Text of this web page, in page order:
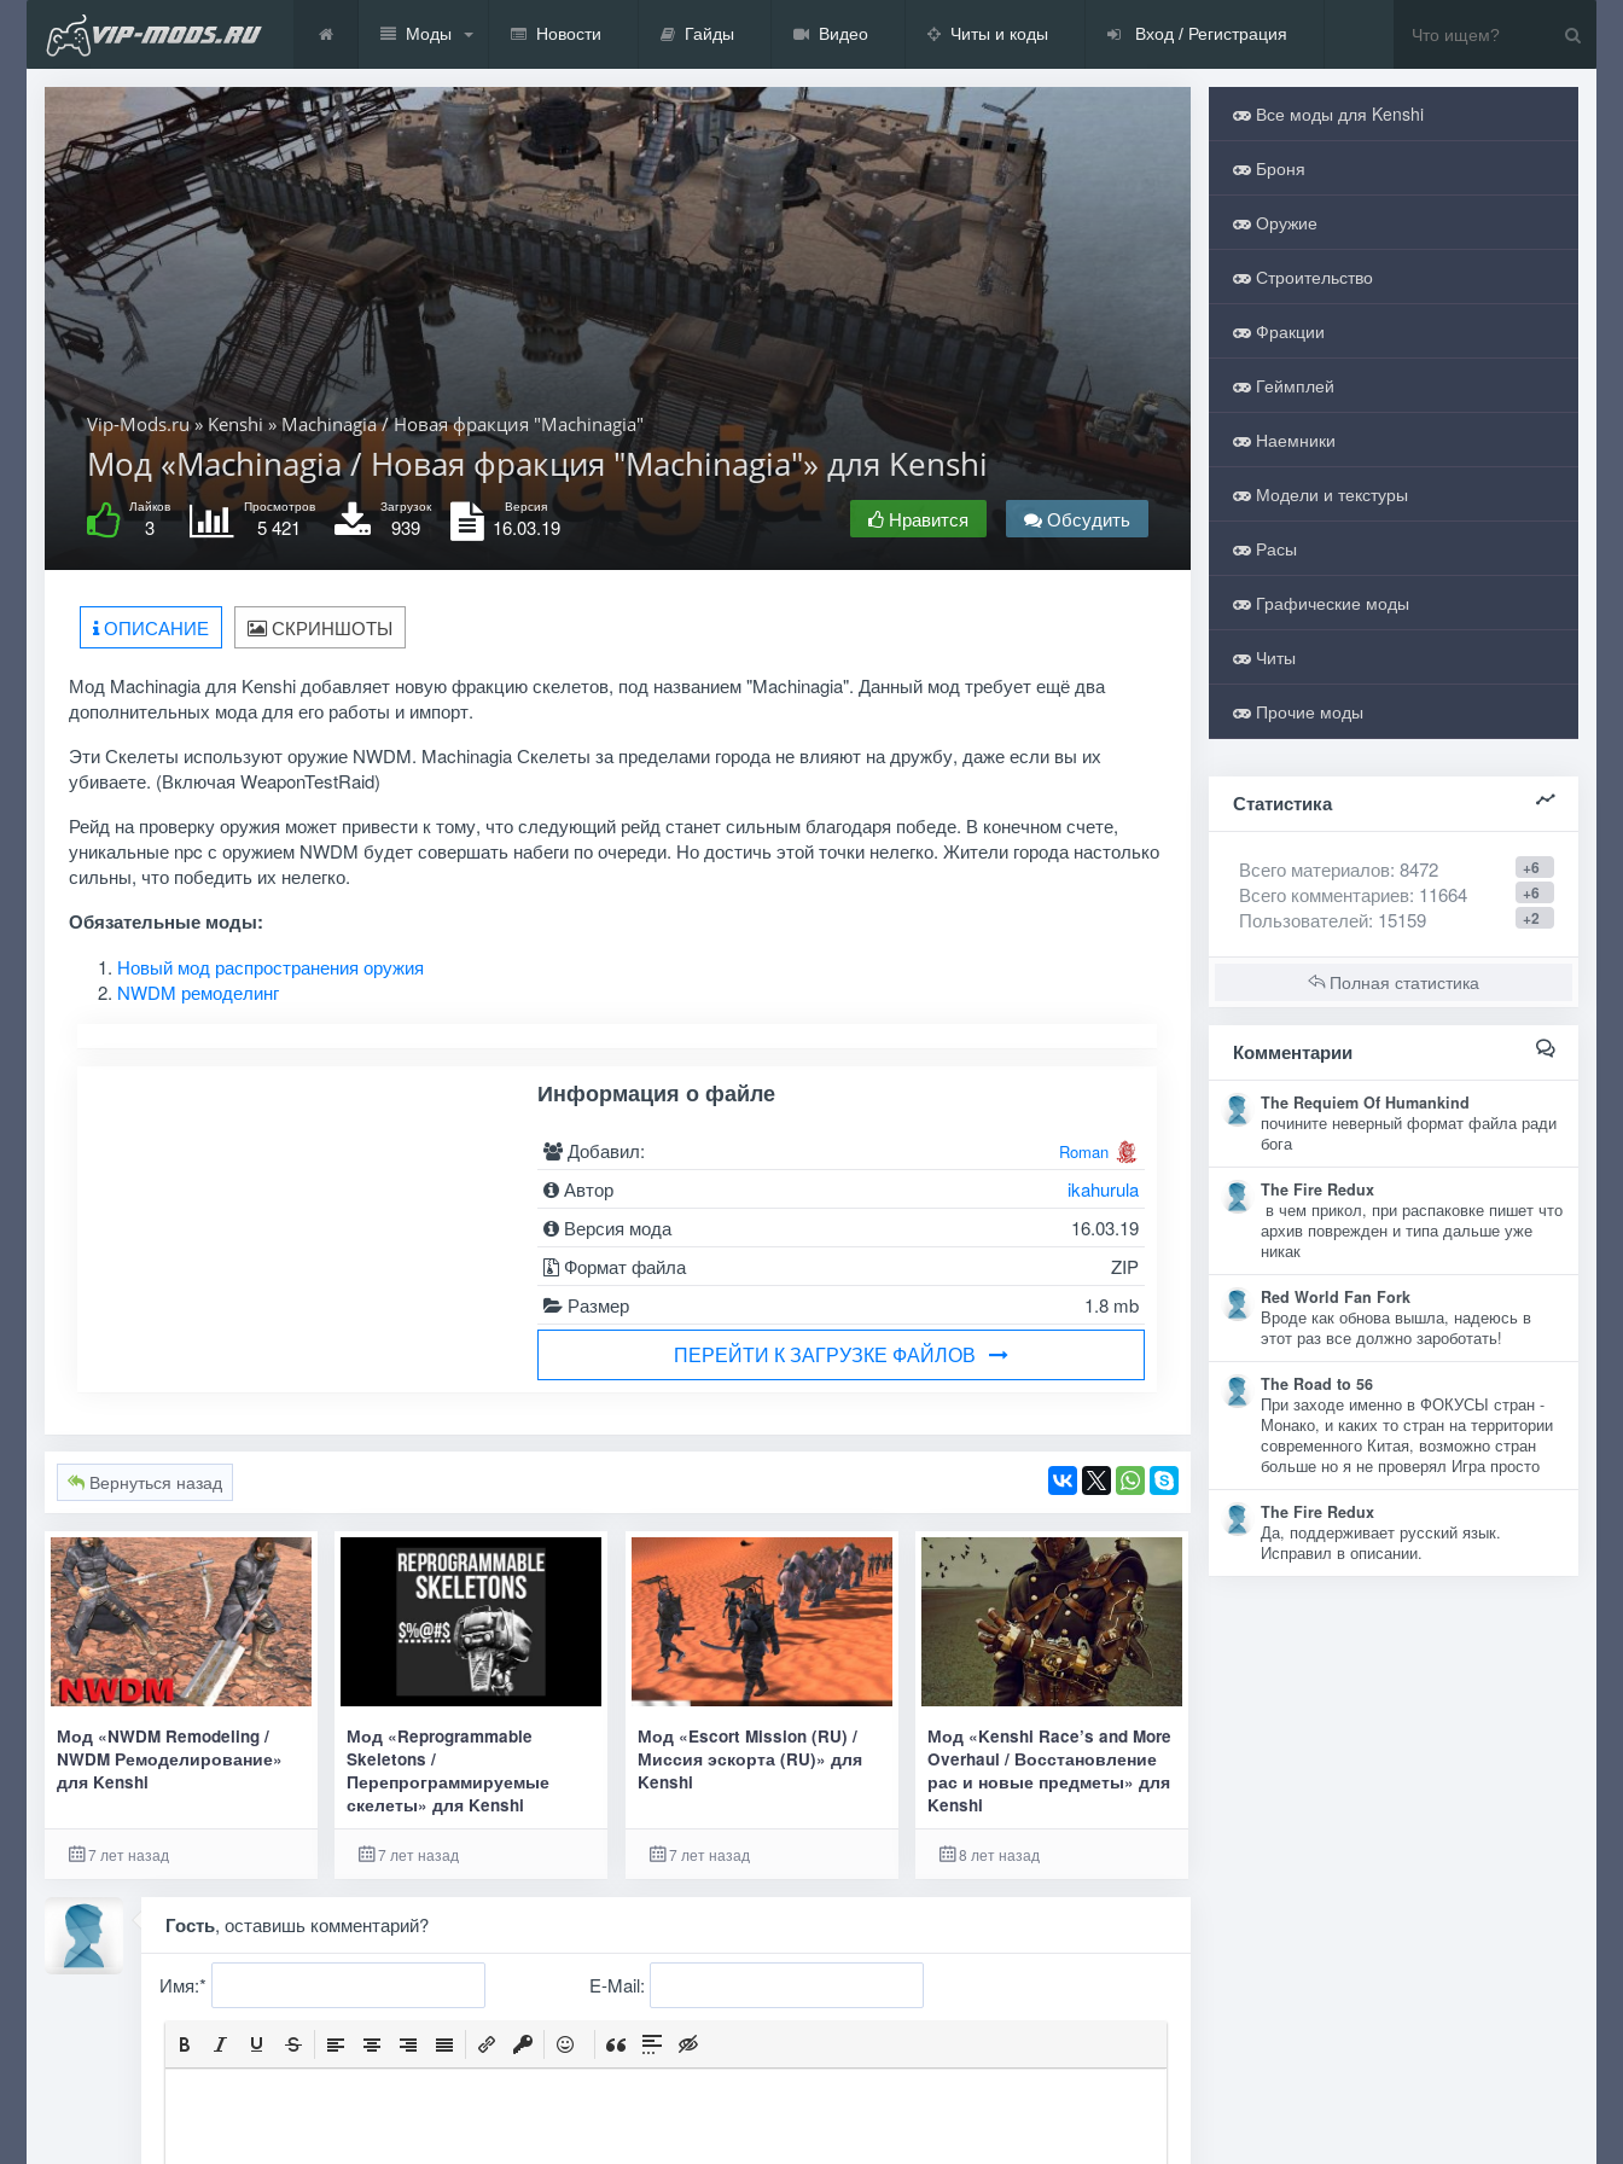
Моды Новости Гайды Видео Читы и коды Вход / Регистрация
Vip-Mods.ru» Kenshi » Machinagia / Новая фракция "Machinagia"
Мод «Machinagia / Новая фракция "Machinagia"» для Kenshi
Лайков
3
Просмотров
5 421
Загрузок
939
Версия
16.03.19 Нравится Обсудить
ОПИСАНИЕ СКРИНШОТЫ
Мод Machinagia для Kenshi добавляет новую фракцию скелетов, под названием "Machinagia". Данный мод требует ещё два
дополнительных мода для его работы и импорт.
Эти Скелеты используют оружие NWDM. Machinagia Скелеты за пределами города не влияют на дружбу, даже если вы их
убиваете. (Включая WeaponTestRaid)
Рейд на проверку оружия может привести к тому, что следующий рейд станет сильным благодаря победе. В конечном счете,
уникальные npc с оружием NWDM будет совершать набеги по очереди. Но достичь этой точки нелегко. Жители города настолько
сильны, что победить их нелегко.
Обязательные моды:
Новый мод распространения оружия
NWDM ремоделинг
Информация о файле
Добавил: Roman
Автор
ikahurula
Версия мода
16.03.19
Формат файла
ZIP
Размер
1.8 mb
ПЕРЕЙТИ К ЗАГРУЗКЕ ФАЙЛОВ
Вернуться назад
Мод «NWDM Remodeling /
NWDM Ремоделирование»
для Kenshi
7 лет назад
Мод «Reprogrammable
Skeletons /
Перепрограммируемые
скелеты» для Kenshi
7 лет назад
Мод «Escort Mission (RU) /
Миссия эскорта (RU)» для
Kenshi
7 лет назад
Мод «Kenshi Race’s and More
Overhaul / Восстановление
рас и новые предметы» для
Kenshi
8 лет назад
Гость, оставишь комментарий?
Имя:* E-Mail:
Все моды для Kenshi
Броня
Оружие
Строительство
Фракции
Геймплей
Наемники
Модели и текстуры
Расы
Графические моды
Читы
Прочие моды
Статистика
+6
Всего материалов: 8472
+6
Всего комментариев: 11664
+2
Пользователей: 15159
Полная статистика
Комментарии
The Requiem Of Humankind
почините неверный формат файла ради
бога
The Fire Redux
в чем прикол, при распаковке пишет что
архив поврежден и типа дальше уже
никак
Red World Fan Fork
Вроде как обнова вышла, надеюсь в
этот раз все должно зароботать!
The Road to 56
При заходе именно в ФОКУСЫ стран -
Монако, и каких то стран на территории
современного Китая, возможно стран
больше но я не проверял Игра просто
The Fire Redux
Да, поддерживает русский язык.
Исправил в описании.